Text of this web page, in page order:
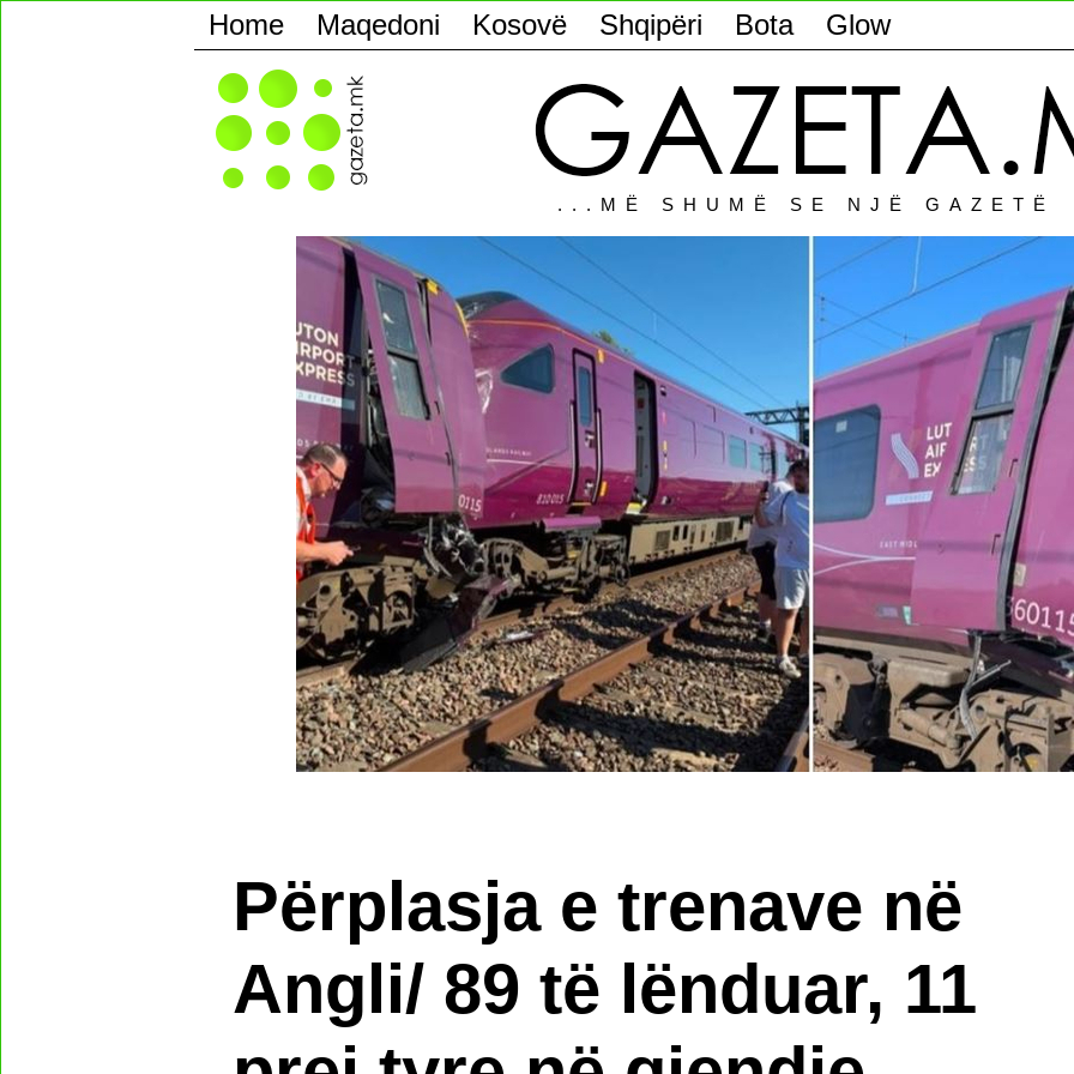
Home Maqedoni Kosovë Shqipëri Bota Glow
...MË SHUMË SE NJË GAZETË
Përplasja e trenave në
Angli/ 89 të lënduar, 11